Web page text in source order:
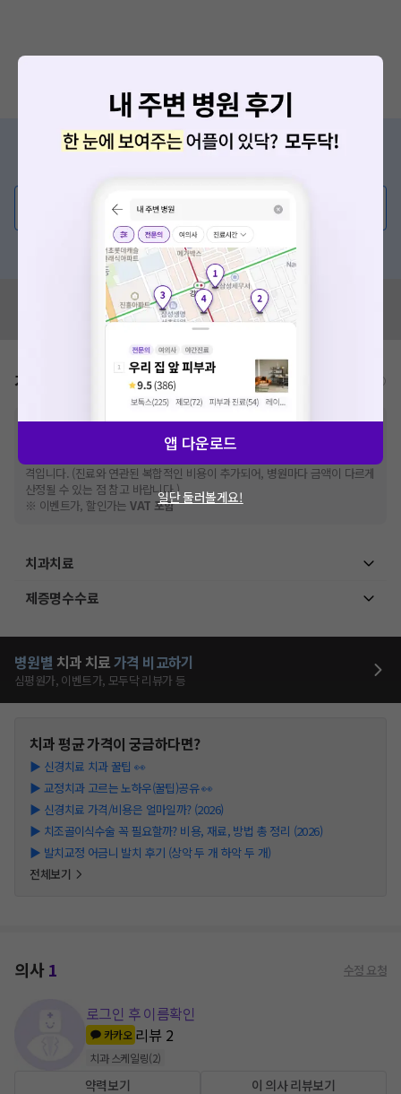
증상/치료, 궁금한 점이 있나요?
💬 무엇이든 물어보세요
혹은, 의료상담 서비스에 다양한 게시글 보러가기
혹시 잘못된 병원정보가 있나요?
모두닥 팀에 알려주세요!
가격표 비급여/급여 진료란?
※비급여 항목의 경우,추가비용 등으로 실제 가격과 상이할 수 있으니, 정확
한 가격은 해당 의료기관에 직접 문의해주세요.
건강보험심사평가원
격입니다. (진료와 연관된 복합적인 비용이 추가되어, 병원마다 금액이 다르게
산정될 수 있는 점 참고 바랍니다.)
※ 이벤트가, 할인가는VAT 포함
치과치료
제증명수수료
병원별 치과 치료가격 비교하기
심평원가, 이벤트가, 모두닥 리뷰가 등
치과평균 가격이 궁금하다면?
▶ 신경치료 치과 꿀팁 👀
▶ 교정치과 고르는 노하우(꿀팁)공유 👀
▶ 신경치료 가격/비용은 얼마일까? (2026)
▶ 치조골이식수술 꼭 필요할까? 비용, 재료, 방법 총 정리 (2026)
▶ 발치교정 어금니 발치 후기 (상악 두 개 하악 두 개)
전체보기
의사1 수정 요청
로그인 후 이름확인
카카오 리뷰 2
치과 스케일링(2)
약력보기 이 의사 리뷰보기
앱 다운로드
일단 둘러볼게요!